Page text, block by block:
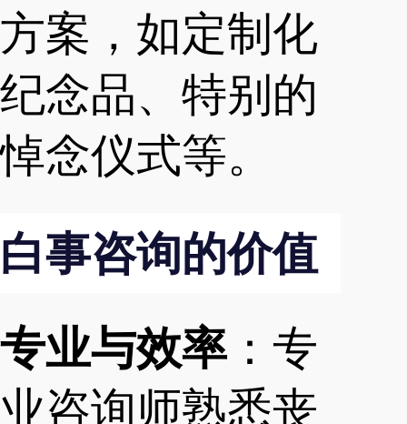
方案，如定制化
纪念品、特别的
悼念仪式等。
白事咨询的价值
专业与效率 ：专
业咨询师熟悉丧